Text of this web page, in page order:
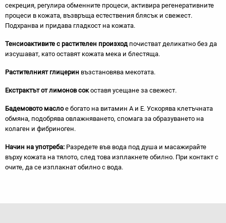
секреция, регулира обменните процеси, активира регенеративните
процеси в кожата, възвръща естествения блясък и свежест.
Подхранва и придава гладкост на кожата.
Тенсиоактивите с растителен произход почистват деликатно без да
изсушават, като оставят кожата мека и блестяща.
Растителният глицерин възстановява мекотата.
Екстрактът от лимонов сокоставя усещане за свежест.
Бадемовото маслое богато на витамин A и Е. Ускорява клетъчната
обмяна, подобрява овлажняването, спомага за образуването на
колаген и фибриноген.
Начин на употреба: Разредете във вода под душа и масажирайте
върху кожата на тялото, след това изплакнете обилно. При контакт с
очите, да се изплакнат обилно с вода.